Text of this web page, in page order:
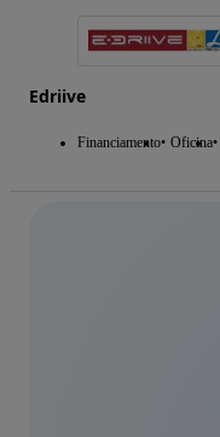
Edriive
Financiamento Oficina